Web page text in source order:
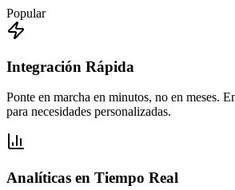
Popular
Integración Rápida
Ponte en marcha en minutos, no en meses.
para necesidades personalizadas.
Analíticas en Tiempo Real